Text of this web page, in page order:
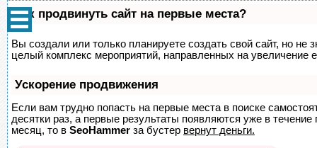
Как продвинуть сайт на первые места?
Вы создали или только планируете создать свой сайт, но не
целый комплекс мероприятий, направленных на увеличение
Ускорение продвижения
Если вам трудно попасть на первые места в поиске
десятки раз, а первые результаты появляются уже в
месяц, то в SeoHammer за бустер вернут деньги.